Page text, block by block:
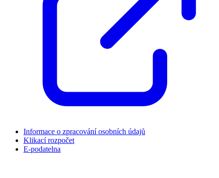
Informace o zpracování osobních údajů
Klikací rozpočet
E-podatelna